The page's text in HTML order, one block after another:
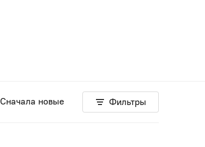
Сначала новые Фильтры